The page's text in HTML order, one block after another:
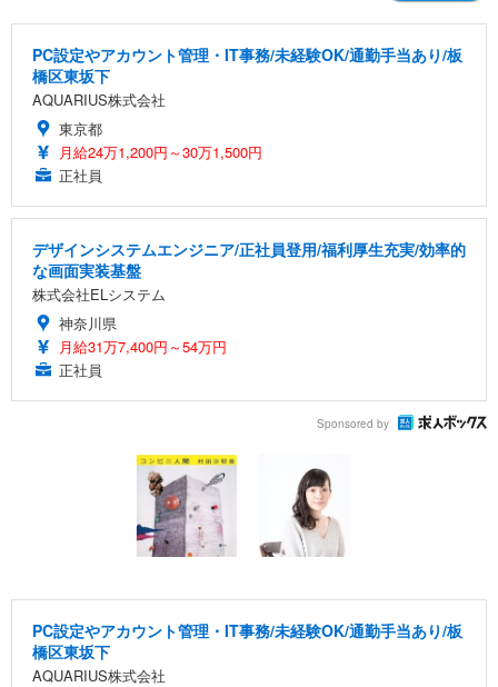
PC設定やアカウント管理・IT事務/未経験OK/通勤手当あり/板
橋区東坂下
AQUARIUS株式会社
東京都
月給24万1,200円～30万1,500円
正社員
デザインシステムエンジニア/正社員登用/福利厚生充実/効率的
な画面実装基盤
株式会社ELシステム
神奈川県
月給31万7,400円～54万円
正社員
Sponsored by
PC設定やアカウント管理・IT事務/未経験OK/通勤手当あり/板
橋区東坂下
AQUARIUS株式会社